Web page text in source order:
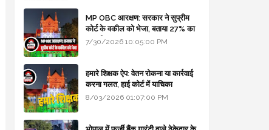
MP OBC आरक्षण: सरकार ने सुप्रीम
कोर्ट के वकील को भेजा, बताया 27% का
कानूनी आधार
7/30/2026 10:05:00 PM
हमारे शिक्षक ऐप: वेतन रोकना या कार्रवाई
करना गलत, हाई कोर्ट में याचिका
8/03/2026 01:07:00 PM